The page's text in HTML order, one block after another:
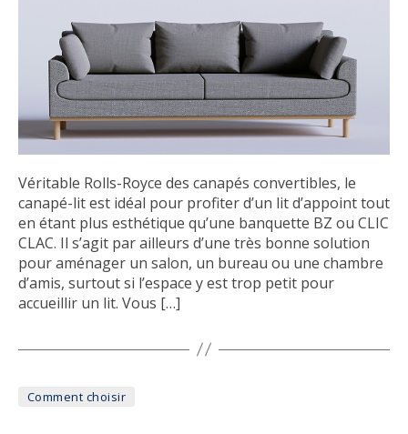
Véritable Rolls-Royce des canapés convertibles, le
canapé-lit est idéal pour profiter d’un lit d’appoint tout
en étant plus esthétique qu’une banquette BZ ou CLIC
CLAC. Il s’agit par ailleurs d’une très bonne solution
pour aménager un salon, un bureau ou une chambre
d’amis, surtout si l’espace y est trop petit pour
accueillir un lit. Vous […]
Comment choisir